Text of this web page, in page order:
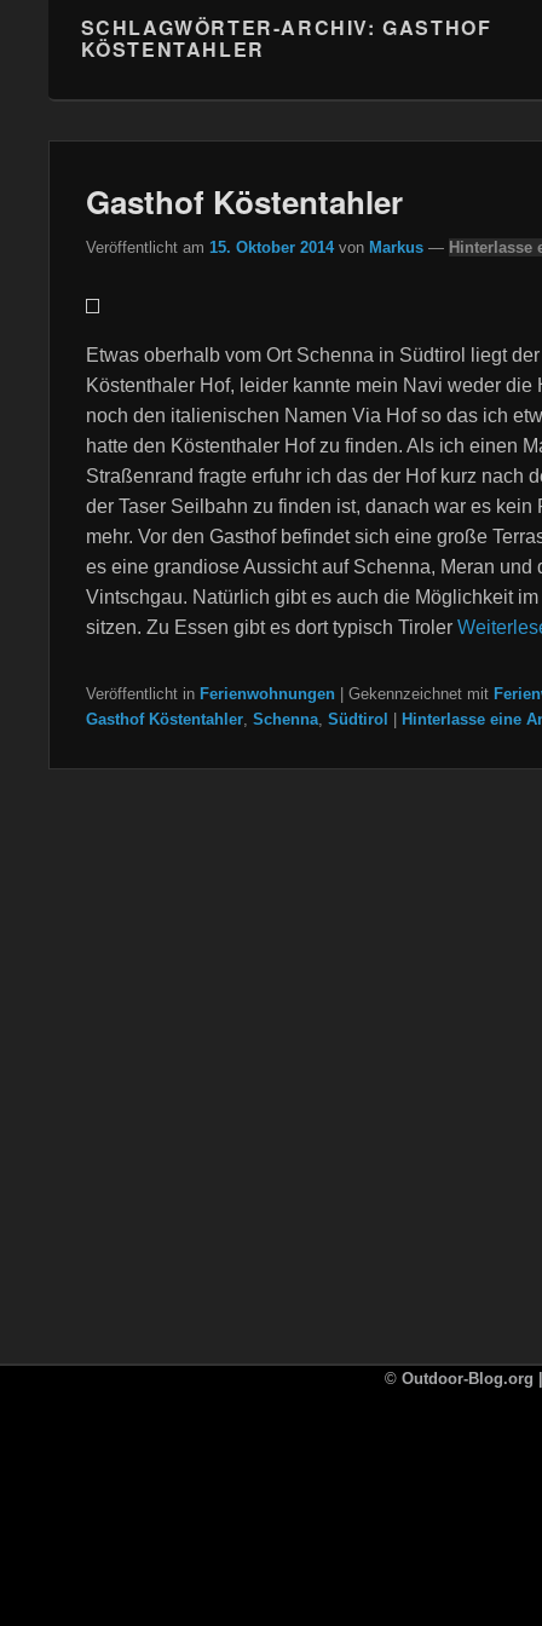
SCHLAGWÖRTER-ARCHIV:GASTHOF
KÖSTENTAHLER
Gasthof Köstentahler
Veröffentlicht am 15. Oktober 2014 von Markus — Hinterlasse
Etwas oberhalb vom Ort Schenna in Südtirol liegt der
Köstenthaler Hof, leider kannte mein Navi weder die
noch den italienischen Namen Via Hof so das ich
hatte den Köstenthaler Hof zu finden. Als ich einen
Straßenrand fragte erfuhr ich das der Hof kurz nach
der Taser Seilbahn zu finden ist, danach war es kein
mehr. Vor den Gasthof befindet sich eine große
es eine grandiose Aussicht auf Schenna, Meran und
Vintschgau. Natürlich gibt es auch die Möglichkeit im
sitzen. Zu Essen gibt es dort typisch Tiroler
Veröffentlicht in Ferienwohnungen | Gekennzeichnet mit
Gasthof Köstentahler Schenna Südtirol | Hinterlasse eine
© Outdoor-Blog.org